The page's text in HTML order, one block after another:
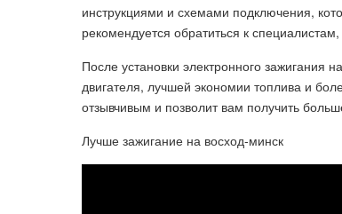
инструкциями и схемами подключения,
рекомендуется обратиться к
После установки электронного зажигания
двигателя, лучшей экономии топлива и
отзывчивым и позволит вам получить
Лучше зажигание на восход-минск